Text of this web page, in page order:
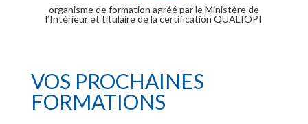
organisme de formation agréé par le Ministère de
l’Intérieur et titulaire de la certification QUALIOPI
VOS PROCHAINES
FORMATIONS